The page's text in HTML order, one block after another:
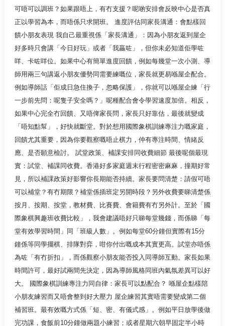
可唔可以調班？如果跟唔上，有冇支援？呢啲安排會反映中心是否真
正以學習為本，而唔係只求開班。 進度評估同家長溝通：會點樣回
饋小朋友表現 我自己最重視係「家長溝通」：因為小朋友返到屋企
好多時只會講「今日好玩」或者「我贏咗」，但你未必知道佢學咗
咩、卡咗咩位。如果中心有簡單進度回饋，例如每幾堂一次小測、導
師用兩三句講返小朋友優勢同需要練嘅位，家長就更易喺屋企配合。
例如導師話「佢成日急住換子，忽略保護」，你就可以喺屋企練「行
一步前先問：呢隻子安全嗎？」呢種配合會令學習速度加倍。相反，
如果中心完全冇回饋、又唔俾家長問，家長只好靠估，最後就變成
「唔知點幫」，好快就斷堂。對於想用國際象棋訓練專注力嘅家庭，
回饋尤其重要，因為你要觀察嘅唔止棋力，仲有專注時間、情緒反
應、是否願意檢討。 試堂政策、補課安排同收費細節 最後呢個最現
實：試堂、補課同收費。香港好多家庭週末行程密密麻麻，撞期好常
見，所以補課政策好影響你長期能否持續。家長要問清楚：請假可唔
可以補堂？有冇期限？補堂係插班定另開時段？另外收費要睇清楚係
按月、按期、按堂，教材費、比賽費、會籍費有冇另外計。至於「國
際象棋興趣班收費比較」，我會建議唔好只睇每堂幾錢，而係睇「每
堂有效學習時間」同「班級人數」。例如每堂60分鐘但實際有15分
鐘係等同學擺棋、排隊對弈，咁你付出嘅成本其實更高。試堂亦唔係
為咗「有冇折扣」，而係觀察小朋友能否投入同導師互動。家長如果
時間許可，最好試兩間先決定，因為導師風格同班內氣氛差異可以好
大。 國際象棋訓練專注力同自律：家長可以點配合？ 喺屋企點樣陪
小朋友練習而又唔會整到好大壓力 屋企練習其實唔需要變成第二個
補習班。最有效嘅方式係「短、密、有儀式感」。例如平日放學後做
完功課，食飯前10分鐘做兩題小練習；或者星期六朝早固定半小時